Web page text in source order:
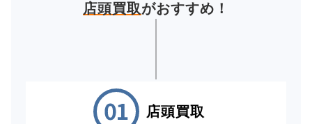
店頭買取がおすすめ！
店頭買取